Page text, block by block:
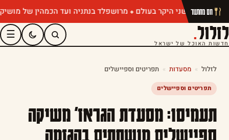
מרושפלד בנתניה ועד הכמהין של מושיק רוט: חם מהתנור
לזלול.
חדשות האוכל של ישראל
☰
לזלול » מסעדות » תפריטים וספיישלים
תפריטים וספיישלים
תעמיסו: מסעדת הגראז' משיקה
ספיישלים מושחתים בהגזמה